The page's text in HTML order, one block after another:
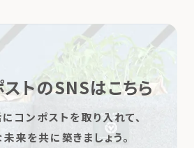
トのSNSはこちら
コンポストを取り入れて、
未来を共に築きましょう。